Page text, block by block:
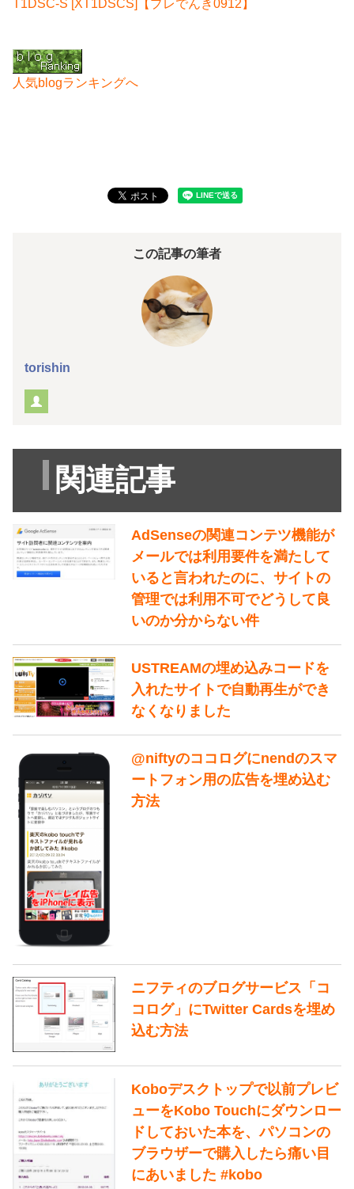
T1DSC-S [XT1DSCS]【プレでんき0912】
人気blogランキングへ
この記事の筆者
torishin
関連記事
AdSenseの関連コンテツ機能が
メールでは利用要件を満たして
いると言われたのに、サイトの
管理では利用不可でどうして良
いのか分からない件
USTREAMの埋め込みコードを
入れたサイトで自動再生ができ
なくなりました
@niftyのココログにnendのスマ
ートフォン用の広告を埋め込む
方法
ニフティのブログサービス「コ
コログ」にTwitter Cardsを埋め
込む方法
Koboデスクトップで以前プレビ
ューをKobo Touchにダウンロー
ドしておいた本を、パソコンの
ブラウザーで購入したら痛い目
にあいました #kobo